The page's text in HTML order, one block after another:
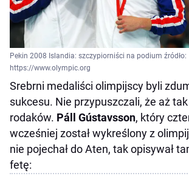
Pekin 2008 Islandia: szczypiorniści na podium źródło:
https://www.olympic.org
Srebrni medaliści olimpijscy byli
sukcesu. Nie przypuszczali, że aż
rodaków. Páll Gústavsson, który
wcześniej został wykreślony z
nie pojechał do Aten, tak opisywał
fetę: